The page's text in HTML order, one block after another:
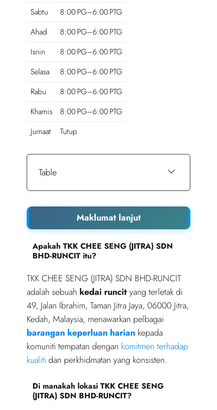
Sabtu
8:00 PG–6:00 PTG
Ahad
8:00 PG–6:00 PTG
Isnin
8:00 PG–6:00 PTG
Selasa
8:00 PG–6:00 PTG
Rabu
8:00 PG–6:00 PTG
Khamis
8:00 PG–6:00 PTG
Jumaat
Tutup
Table
Maklumat lanjut
Apakah TKK CHEE SENG (JITRA) SDN
BHD-RUNCIT itu?
TKK CHEE SENG (JITRA) SDN BHD-RUNCIT
adalah sebuah kedai runcityang terletak di
49, Jalan Ibrahim, Taman Jitra Jaya, 06000 Jitra,
Kedah, Malaysia, menawarkan pelbagai
barangan keperluan harian kepada
komuniti tempatan dengan komitmen terhadap
kualiti dan perkhidmatan yang konsisten.
Di manakah lokasi TKK CHEE SENG
(JITRA) SDN BHD-RUNCIT?